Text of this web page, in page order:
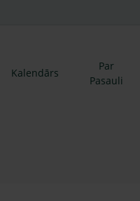
Kalendārs
Par
Pasauli